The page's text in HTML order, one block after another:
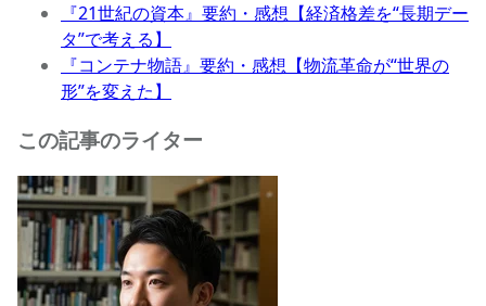
『21世紀の資本』要約・感想【経済格差を“長期デー
タ”で考える】
『コンテナ物語』要約・感想【物流革命が“世界の
形”を変えた】
この記事のライター